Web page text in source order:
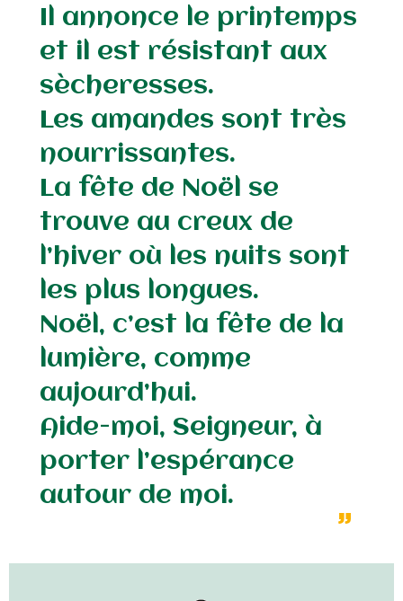
Il annonce le printemps
et il est résistant aux
sècheresses.
Les amandes sont très
nourrissantes.
La fête de Noël se
trouve au creux de
l’hiver où les nuits sont
les plus longues.
Noël, c’est la fête de la
lumière, comme
aujourd’hui.
Aide-moi, Seigneur, à
porter l’espérance
autour de moi.